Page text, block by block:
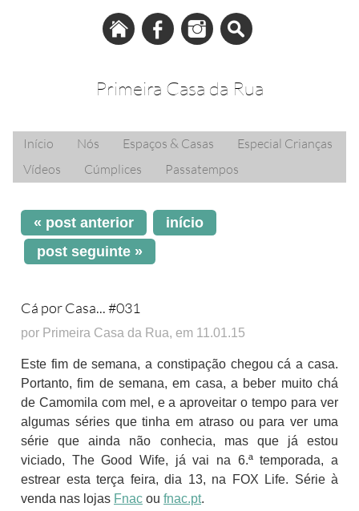
Primeira Casa da Rua
Início Nós Espaços & Casas
Especial Crianças
Vídeos
Cúmplices Passatempos
« post anterior
início
post seguinte »
Cá por Casa... #031
por Primeira Casa da Rua, em 11.01.15
Este fim de semana, a constipação chegou cá a casa.
Portanto, fim de semana, em casa, a beber muito chá
de Camomila com mel, e a aproveitar o tempo para ver
algumas séries que tinha em atraso ou para ver uma
série que ainda não conhecia, mas que já estou
viciado, The Good Wife, já vai na 6.ª temporada, a
estrear esta terça feira, dia 13, na FOX Life. Série à
venda nas lojas Fnac ou fnac.pt.